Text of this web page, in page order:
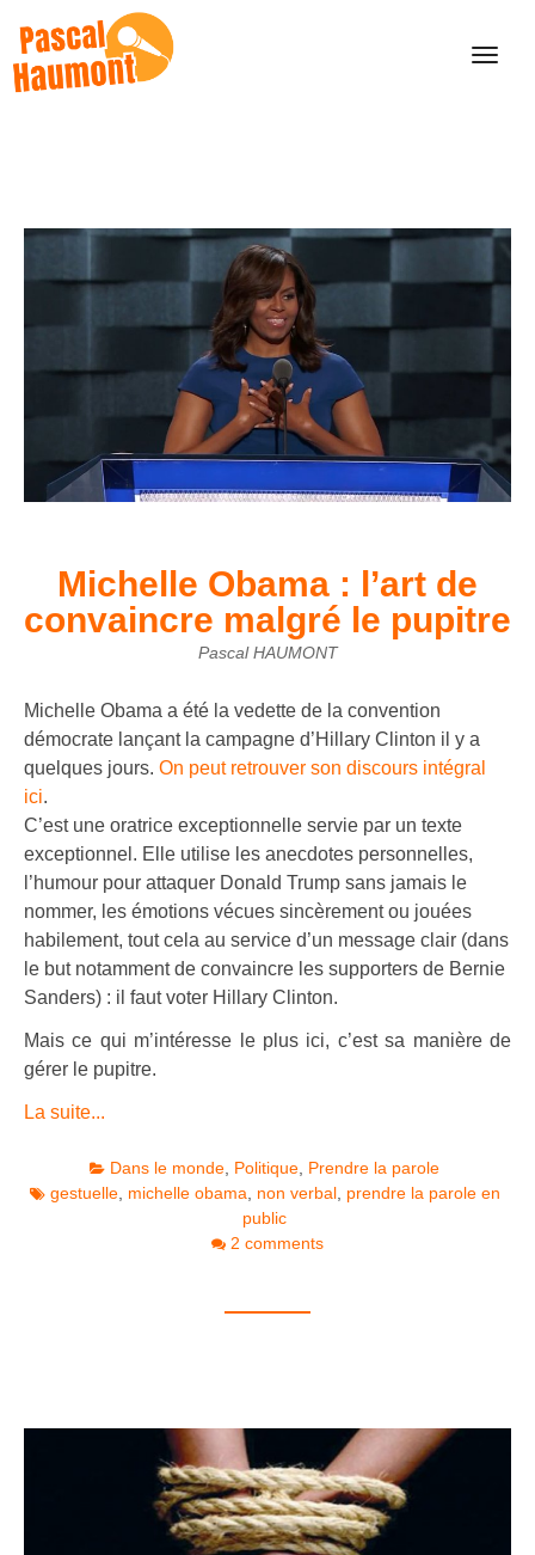
Michelle Obama : l’art de
convaincre malgré le pupitre
Pascal HAUMONT
Michelle Obama a été la vedette de la convention
démocrate lançant la campagne d’Hillary Clinton il y a
quelques jours. On peut retrouver son discours intégral
ici.
C’est une oratrice exceptionnelle servie par un texte
exceptionnel. Elle utilise les anecdotes personnelles,
l’humour pour attaquer Donald Trump sans jamais le
nommer, les émotions vécues sincèrement ou jouées
habilement, tout cela au service d’un message clair (dans
le but notamment de convaincre les supporters de Bernie
Sanders) : il faut voter Hillary Clinton.
Mais ce qui m’intéresse le plus ici, c’est sa manière de
gérer le pupitre.
La suite...
Dans le monde, Politique, Prendre la parole
gestuelle, michelle obama, non verbal, prendre la parole en
public
2 comments